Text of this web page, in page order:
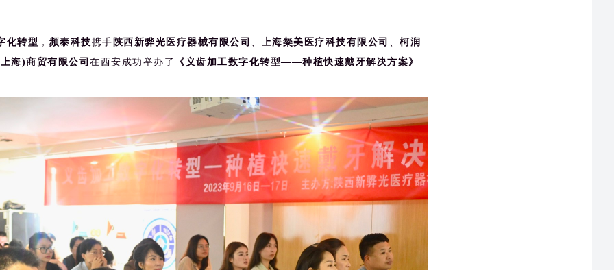
化转型 ， 频泰科技携手 陕西新骅光医疗器械有限公司 、 上海粲美医疗科技有限公司 、柯润
海)商贸有限公司在西安成功举办了 《义齿加工数字化转型——种植快速戴牙解决方案》